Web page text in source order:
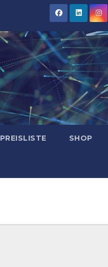
PREISLISTE SHOP